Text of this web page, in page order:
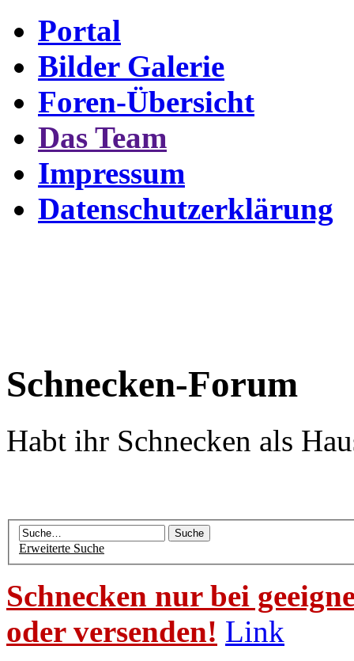
Portal
Bilder Galerie
Foren-Übersicht
Das Team
Impressum
Datenschutzerklärung
Schnecken-Forum
Habt ihr Schnecken als
Erweiterte Suche
Schnecken nur bei
oder versenden! Link